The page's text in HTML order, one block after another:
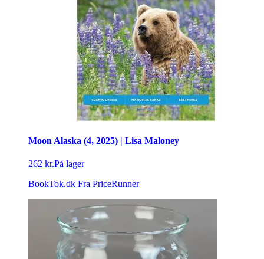
Moon Alaska (4, 2025) | Lisa Maloney
262 kr.På lager
BookTok.dk Fra PriceRunner